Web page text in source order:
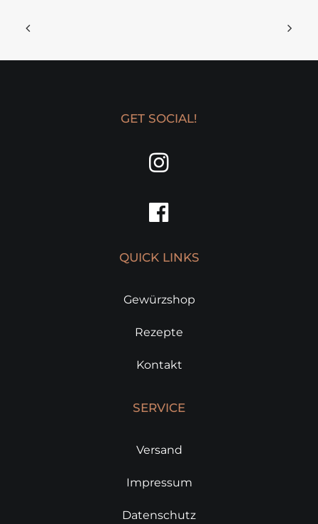
GET SOCIAL!
QUICK LINKS
Gewürzshop
Rezepte
Kontakt
SERVICE
Versand
Impressum
Datenschutz